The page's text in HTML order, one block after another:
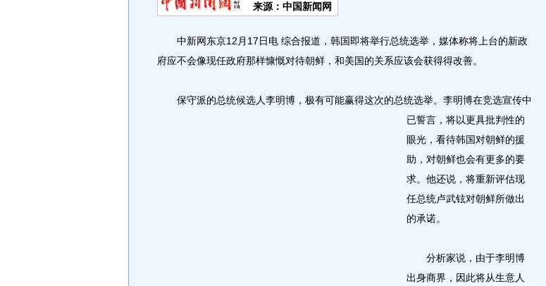
来源：中国新闻网
中新网东京12月17日电 综合报道，韩国即将举行总统选举，媒体称将上台的新政
府应不会像现任政府那样慷慨对待朝鲜，和美国的关系应该会获得得改善。
保守派的总统候选人李明博，极有可能赢得这次的总统选举。 李明博在竞选宣传中
已誓言，将以更具批判性的
眼光，看待韩国对朝鲜的援
助，对朝鲜也会有更多的要
求。他还说，将重新评估现
任总统卢武铉对朝鲜所做出
的承诺。
分析家说，由于李明博
出身商界，因此将从生意人